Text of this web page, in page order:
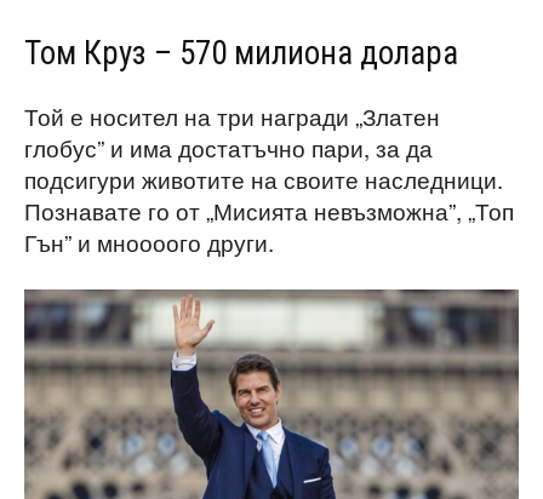
Том Круз – 570 милиона долара
Той е носител на три награди „Златен
глобус” и има достатъчно пари, за да
подсигури животите на своите наследници.
Познавате го от „Мисията невъзможна”, „Топ
Гън” и мноооого други.